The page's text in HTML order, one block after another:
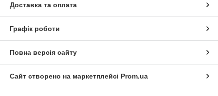
Доставка та оплата
Графік роботи
Повна версія сайту
Сайт створено на маркетплейсі Prom.ua